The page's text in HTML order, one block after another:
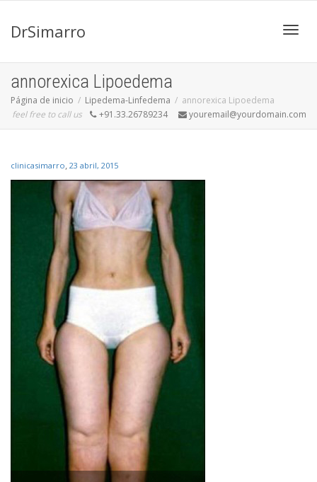
DrSimarro
annorexica Lipoedema
Página de inicio Lipedema-Linfedema
annorexica Lipoedema
feel free to call us
+91.33.26789234 youremail@yourdomain.com
clinicasimarro, 23 abril, 2015